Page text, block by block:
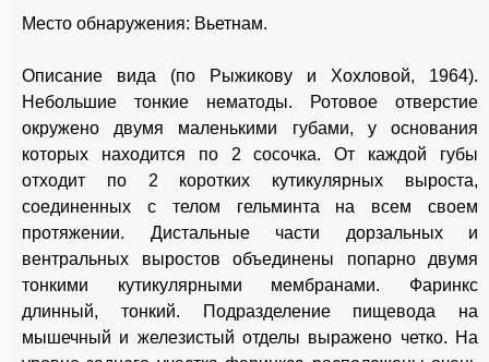
Место обнаружения: Вьетнам.
Описание вида (по Рыжикову и Хохловой, 1964).
Небольшие тонкие нематоды. Ротовое отверстие
окружено двумя маленькими губами, у основания
которых находится по 2 сосочка. От каждой губы
отходит по 2 коротких кутикулярных выроста,
соединенных с телом гельминта на всем своем
протяжении. Дистальные части дорзальных и
вентральных выростов объединены попарно двумя
тонкими кутикулярными мембранами. Фаринкс
длинный, тонкий. Подразделение пищевода на
мышечный и железистый отделы выражено четко. На